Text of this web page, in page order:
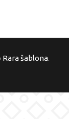
Rara šablona.